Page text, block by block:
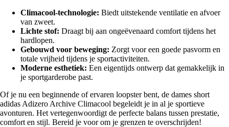
Climacool-technologie: Biedt uitstekende ventilatie en afvoer
van zweet.
Lichte stof: Draagt bij aan ongeëvenaard comfort tijdens het
hardlopen.
Gebouwd voor beweging: Zorgt voor een goede pasvorm en
totale vrijheid tijdens je sportactiviteiten.
Moderne esthetiek: Een eigentijds ontwerp dat gemakkelijk in
je sportgarderobe past.
Of je nu een beginnende of ervaren loopster bent, de dames short
adidas Adizero Archive Climacool begeleidt je in al je sportieve
avonturen. Het vertegenwoordigt de perfecte balans tussen prestatie,
comfort en stijl. Bereid je voor om je grenzen te overschrijden!